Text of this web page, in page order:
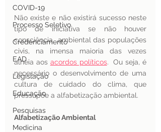
COVID-19
Processo Seletivo
Credenciamento
EAD
Legislação
Educação
Pesquisas
Medicina
Não existe e não existirá sucesso neste
tipo de iniciativa se não houver
consciência  ambiental das populações
civis, na imensa maioria das vezes
alheia aos acordos políticos.  Ou seja, é
necessário o desenvolvimento de uma
cultura de cuidado do clima, que
pressupõe a alfabetização ambiental.
Alfabetização Ambiental